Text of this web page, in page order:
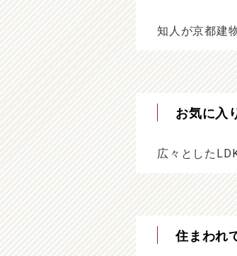
知人が京都建
お気に入
広々とした
住まわれ